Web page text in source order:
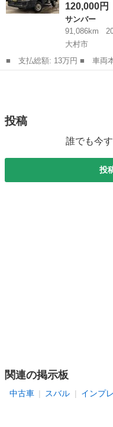
120,000円
サンバー
91,086km
大村市
■ 支払総額: 13万円 ■ 車両本体価格： 120,000 円 ■ メーカー
名： スバル ■ 車種名： サ
Ｂ ４ＷＤ ■ 排気量：
投稿
誰でも今
投
関連の掲示板
中古車 スバル インプ